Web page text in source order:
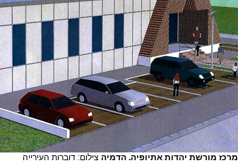
מרכז מורשת יהדות אתיופיה. הדמיה צילום: דוברות העירייה